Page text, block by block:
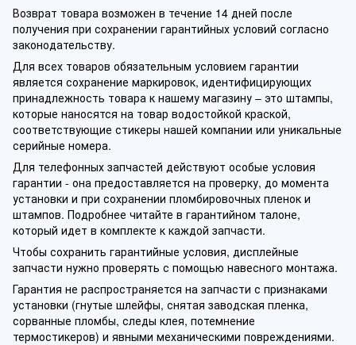
Возврат товара возможен в течение 14 дней после
получения при сохранении гарантийных условий согласно
законодательству.
Для всех товаров обязательным условием гарантии
является сохранение маркировок, идентифицирующих
принадлежность товара к нашему магазину – это штампы,
которые наносятся на товар водостойкой краской,
соответствующие стикеры нашей компании или уникальные
серийные номера.
Для телефонных запчастей действуют особые условия
гарантии - она предоставляется на проверку, до момента
установки и при сохранении пломбировочных пленок и
штампов. Подробнее читайте в гарантийном талоне,
который идет в комплекте к каждой запчасти.
Чтобы сохранить гарантийные условия, дисплейные
запчасти нужно проверять с помощью навесного монтажа.
Гарантия не распространяется на запчасти с признаками
установки (гнутые шлейфы, снятая заводская пленка,
сорванные пломбы, следы клея, потемнение
термостикеров) и явными механическими повреждениями.